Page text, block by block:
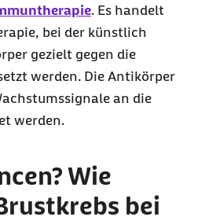
. Es handelt
bei der künstlich
gezielt gegen die
werden. Die Antikörper
an die
werden.
Wie
bei